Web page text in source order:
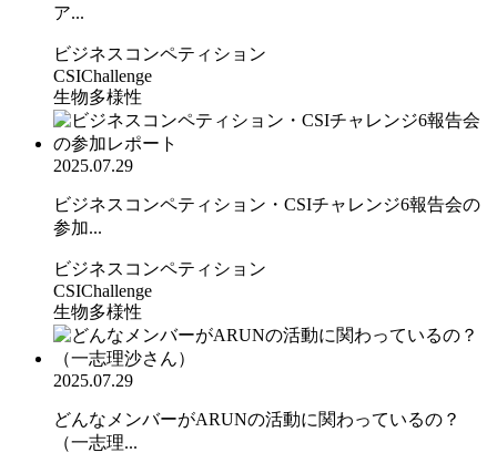
ア...
ビジネスコンペティション
CSIChallenge
生物多様性
2025.07.29
ビジネスコンペティション・CSIチャレンジ6報告会の
参加...
ビジネスコンペティション
CSIChallenge
生物多様性
2025.07.29
どんなメンバーがARUNの活動に関わっているの？
（一志理...